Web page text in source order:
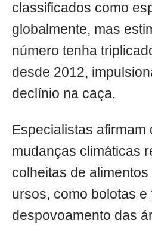
classificados como
globalmente, mas
número tenha
desde 2012,
declínio na caça.
Especialistas afirmam
mudanças climáticas
colheitas de
ursos, como bolotas e
despovoamento das